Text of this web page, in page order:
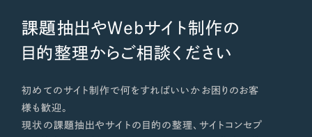
課題抽出やWebサイト制作の
目的整理からご相談ください
初めてのサイト制作で何をすればいいかお困りのお客
様も歓迎。
現状の課題抽出やサイトの目的の整理、サイトコンセプ